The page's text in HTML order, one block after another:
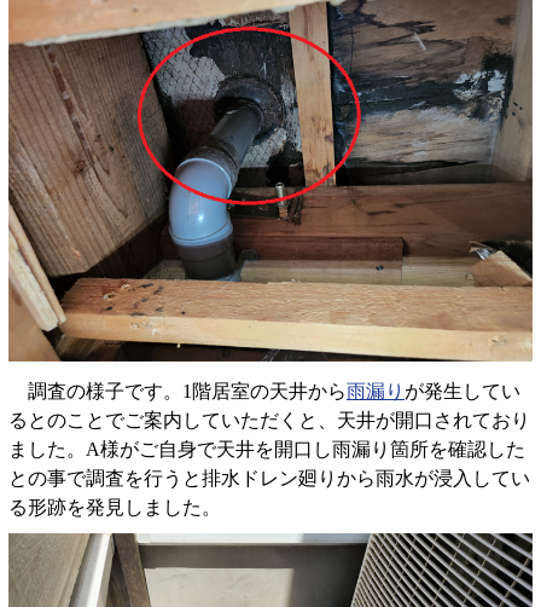
調査の様子です。1階居室の天井から雨漏り が発生してい
るとのことでご案内していただくと、天井が開口されており
ました。A様がご自身で天井を開口し雨漏り箇所を確認した
との事で調査を行うと排水ドレン廻りから雨水が浸入してい
る形跡を発見しました。